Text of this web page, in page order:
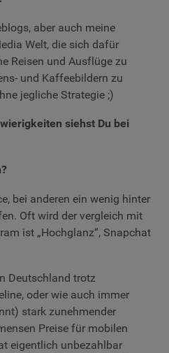
aber auch meine
Welt, die sich dafür
Reisen und Ausflüge zu
und Kaffeebildern zu
jegliche Strategie ;)
siehst Du bei
bei anderen ein wenig hinter
Oft wird der vergleich mit
ist „Hochglanz“, Snapchat
Deutschland trotz
oder wie auch immer
stark zunehmender
Preise für mobilen
eigentlich unbezahlbar